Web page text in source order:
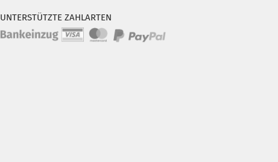
UNTERSTÜTZTE ZAHLARTEN